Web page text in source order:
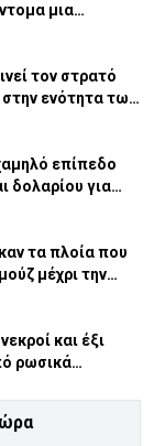
μια
τον στρατό
ενότητα των
επίπεδο
δολαρίου για
τα πλοία που
μέχρι την
και έξι
ρωσικά
ενέκρινε νέες